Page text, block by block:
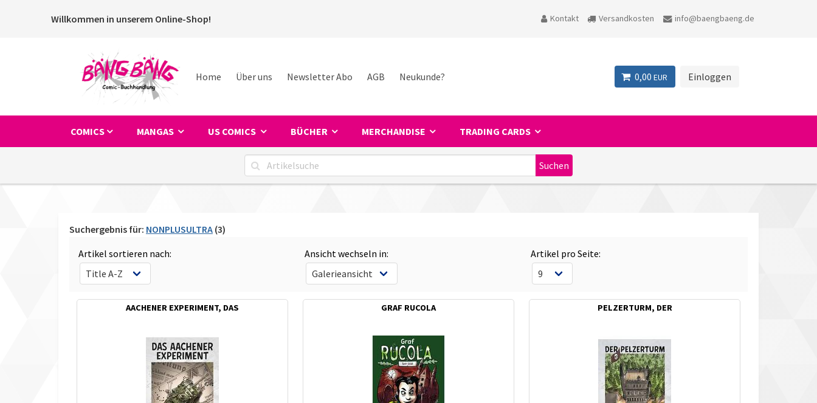
Willkommen in unserem Online-Shop! Kontakt Versandkosten info@baengbaeng.de
Home Über uns Newsletter Abo AGB Neukunde? 0,00 EUR Einloggen
COMICS MANGAS US COMICS BÜCHER MERCHANDISE TRADING CARDS
Suchergebnis für: NONPLUSULTRA (3)
Artikel sortieren nach:
Ansicht wechseln in: Artikel pro Seite:
AACHENER EXPERIMENT, DAS GRAF RUCOLA PELZERTURM, DER